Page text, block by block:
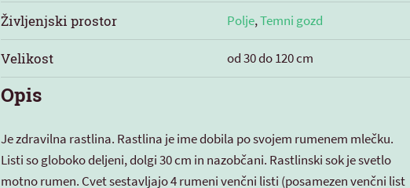
Življenjski prostor Polje,Temni gozd
Velikost od 30 do 120 cm
Opis
Je zdravilna rastlina. Rastlina je ime dobila po svojem rumenem mlečku.
Listi so globoko deljeni, dolgi 30 cm in nazobčani. Rastlinski sok je svetlo
motno rumen. Cvet sestavljajo 4 rumeni venčni listi (posamezen venčni list